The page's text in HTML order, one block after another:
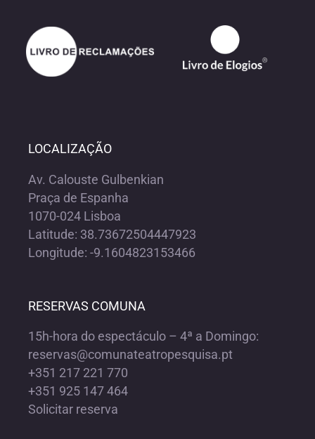
LOCALIZAÇÃO
Av. Calouste Gulbenkian
Praça de Espanha
1070-024 Lisboa
Latitude: 38.73672504447923
Longitude: -9.1604823153466
RESERVAS COMUNA
15h-hora do espectáculo – 4ª a Domingo:
reservas@comunateatropesquisa.pt
+351 217 221 770
+351 925 147 464
Solicitar reserva